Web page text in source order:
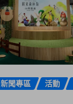
新聞專區 活動